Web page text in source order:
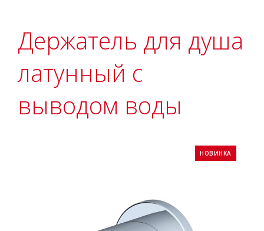
Держатель для душа
латунный с
выводом воды
НОВИНКА